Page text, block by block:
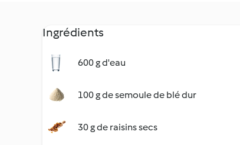
Ingrédients
600 g d'eau
100 g de semoule de blé dur
30 g de raisins secs